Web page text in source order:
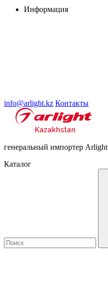
Информация
info@arlight.kz Контакты
генеральный импортер Arlight
Каталог